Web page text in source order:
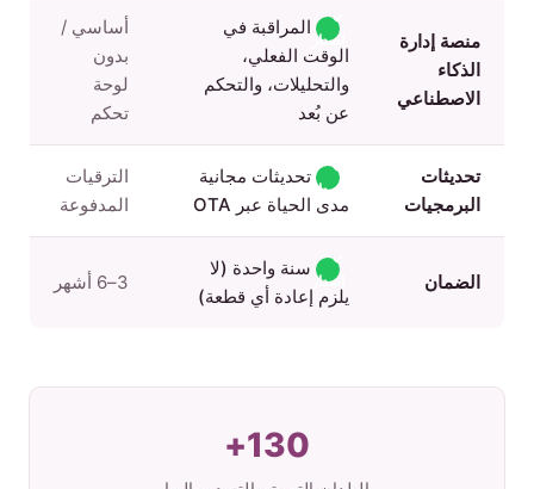
منصة إدارة
الذكاء
الاصطناعي
✓
إصدار
المراقبة في
الوقت الفعلي،
والتحليلات، والتحكم
عن بُعد
أساسي /
بدون
لوحة
تحكم
تحديثات
البرمجيات
✓
إصدار
تحديثات مجانية
مدى الحياة عبر OTA
الترقيات
المدفوعة
الضمان
✓
إصدار
سنة واحدة (لا
يلزم إعادة أي قطعة)
3–6 أشهر
130+